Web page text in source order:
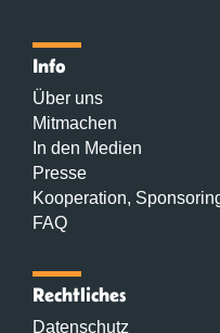
Info
Über uns
Mitmachen
In den Medien
Presse
Kooperation,
FAQ
Rechtliches
Datenschutz